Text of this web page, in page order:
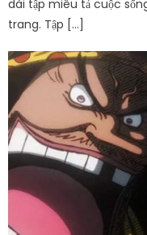
dài tập miêu tả cuộc
trang. Tập […]